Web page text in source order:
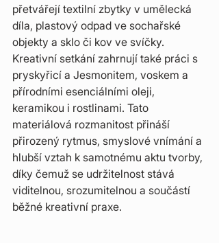
přetvářejí textilní zbytky v umělecká
díla, plastový odpad ve sochařské
objekty a sklo či kov ve svíčky.
Kreativní setkání zahrnují také práci s
pryskyřicí a Jesmonitem, voskem a
přírodními esenciálními oleji,
keramikou i rostlinami. Tato
materiálová rozmanitost přináší
přirozený rytmus, smyslové vnímání a
hlubší vztah k samotnému aktu tvorby,
díky čemuž se udržitelnost stává
viditelnou, srozumitelnou a součástí
běžné kreativní praxe.